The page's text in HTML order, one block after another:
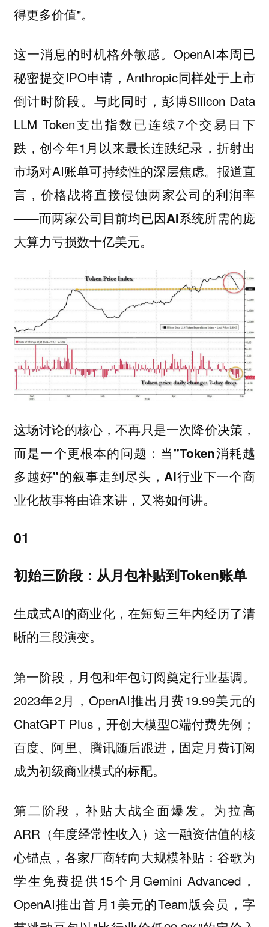
得更多价值"。
这一消息的时机格外敏感。OpenAI本周已
秘密提交IPO申请，Anthropic同样处于上市
倒计时阶段。与此同时，彭博Silicon Data
LLM Token支出指数已连续7个交易日下
跌，创今年1月以来最长连跌纪录，折射出
市场对AI账单可持续性的深层焦虑。报道直
言， 价格战将直接侵蚀两家公司的利润率
——而两家公司目前均已因AI系统所需的庞
大算力亏损数十亿美元。
这场讨论的核心，不再只是一次降价决策，
而是一个更根本的问题： 当"Token消耗越
多越好"的叙事走到尽头，AI行业下一个商
业化故事将由谁来讲，又将如何讲。
01
初始三阶段：从月包补贴到Token账单
生成式AI的商业化，在短短三年内经历了清
晰的三段演变。
第一阶段，月包和年包订阅奠定行业基调。
2023年2月，OpenAI推出月费19.99美元的
ChatGPT Plus，开创大模型C端付费先例；
百度、阿里、腾讯随后跟进，固定月费订阅
成为初级商业模式的标配。
第二阶段，补贴大战全面爆发。 为拉高
ARR（年度经常性收入）这一融资估值的核
心锚点，各家厂商转向大规模补贴：谷歌为
学生免费提供15个月Gemini Advanced，
OpenAI推出首月1美元的Team版会员，字